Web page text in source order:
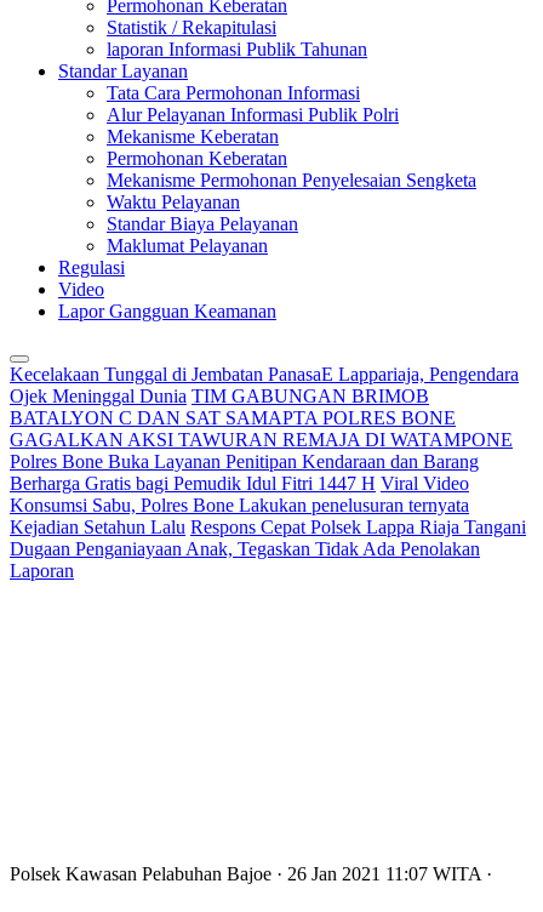
Permohonan Keberatan
Statistik / Rekapitulasi
laporan Informasi Publik Tahunan
Standar Layanan
Tata Cara Permohonan Informasi
Alur Pelayanan Informasi Publik Polri
Mekanisme Keberatan
Permohonan Keberatan
Mekanisme Permohonan Penyelesaian Sengketa
Waktu Pelayanan
Standar Biaya Pelayanan
Maklumat Pelayanan
Regulasi
Video
Lapor Gangguan Keamanan
Kecelakaan Tunggal di Jembatan PanasaE Lappariaja, Pengendara
Ojek Meninggal Dunia TIM GABUNGAN BRIMOB
BATALYON C DAN SAT SAMAPTA POLRES BONE
GAGALKAN AKSI TAWURAN REMAJA DI WATAMPONE
Polres Bone Buka Layanan Penitipan Kendaraan dan Barang
Berharga Gratis bagi Pemudik Idul Fitri 1447 H Viral Video
Konsumsi Sabu, Polres Bone Lakukan penelusuran ternyata
Kejadian Setahun Lalu Respons Cepat Polsek Lappa Riaja Tangani
Dugaan Penganiayaan Anak, Tegaskan Tidak Ada Penolakan
Laporan
Polsek Kawasan Pelabuhan Bajoe · 26 Jan 2021 11:07 WITA ·